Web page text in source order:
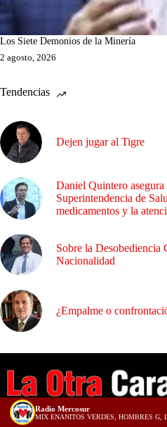
Los Siete Demonios de la Minería
2 agosto, 2026
Tendencias
Dejen jugar al Tigre
Daniel Quintero asegura
Superintendencia de
medicamentos y la
Sobre la
Nacionalidad
¿Empalme o
Radio Mercosur
MIX ENANITOS VERDES, HOMBRES G,